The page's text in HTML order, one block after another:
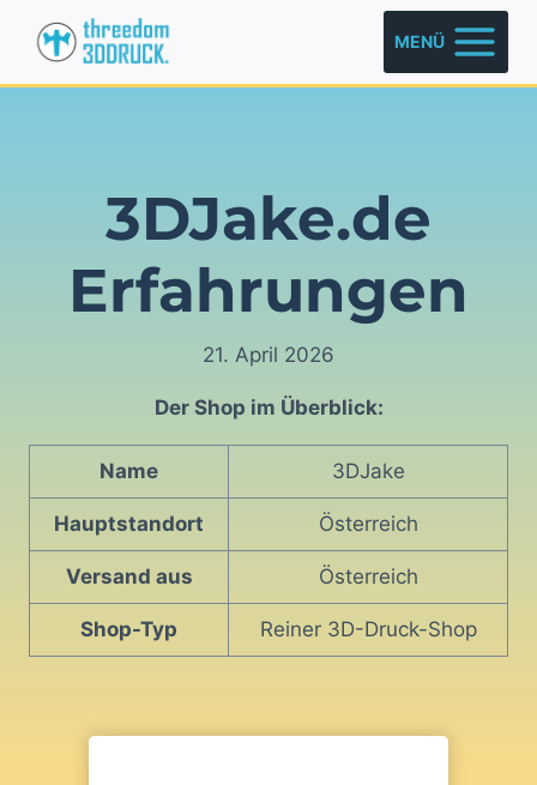
Inhalt
springen
MENÜ
3DJake.de
Erfahrungen
21. April 2026
Der Shop im Überblick:
Name 3DJake
Hauptstandort Österreich
Versand aus Österreich
Shop-Typ Reiner 3D-Druck-Shop